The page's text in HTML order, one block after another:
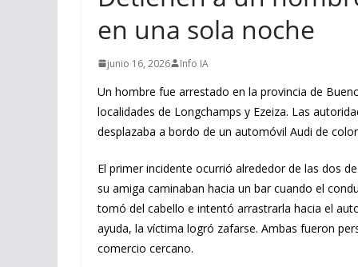
en una sola noche
junio 16, 2026 Info IA
Un hombre fue arrestado en la provincia de
localidades de Longchamps y Ezeiza. Las
desplazaba a bordo de un automóvil Audi de
El primer incidente ocurrió alrededor de las dos
su amiga caminaban hacia un bar cuando el
tomó del cabello e intentó arrastrarla hacia el
ayuda, la víctima logró zafarse. Ambas fueron
comercio cercano.